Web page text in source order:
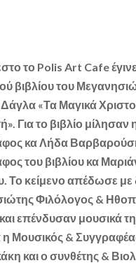
το Polis Art Cafe
βιβλίου του
Δάγλα «Τα Μαγικά
Για το βιβλίο μίλησαν
κα Λήδα
του βιβλίου κα
Το κείμενο απέδωσε
Φιλόλογος &
επένδυσαν μουσικά
η Μουσικός &
και ο συνθέτης &